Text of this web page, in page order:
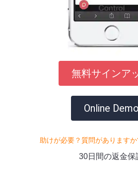
無料サインア
Online Demo
助けが必要？質問があります
30日間の返金保